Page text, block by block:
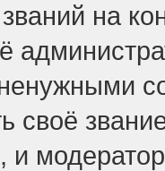
на
своё
и